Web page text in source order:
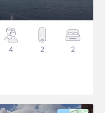
4 2 2